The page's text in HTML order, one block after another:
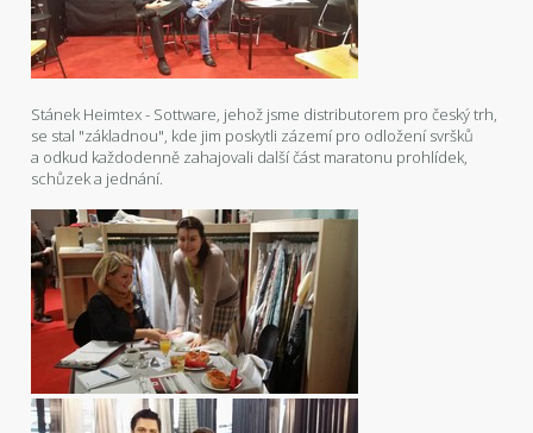
Stánek Heimtex - Sottware, jehož jsme distributorem pro český trh,
se stal "základnou", kde jim poskytli zázemí pro odložení svršků
a odkud každodenně zahajovali další část maratonu prohlídek,
schůzek a jednání.